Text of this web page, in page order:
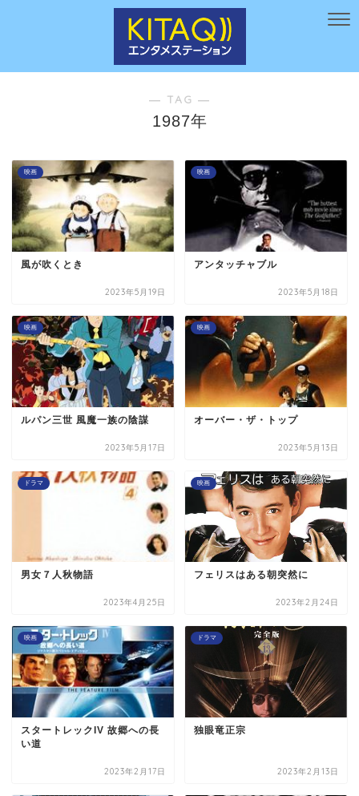
― TAG ―
1987年
映画
風が吹くとき
2023年5月19日
映画
アンタッチャブル
2023年5月18日
映画
ルパン三世 風魔一族の陰謀
2023年5月17日
映画
オーバー・ザ・トップ
2023年5月13日
ドラマ
男女７人秋物語
2023年4月25日
映画
フェリスはある朝突然に
2023年2月24日
映画
スタートレックIV 故郷への長
い道
2023年2月17日
ドラマ
独眼竜正宗
2023年2月13日